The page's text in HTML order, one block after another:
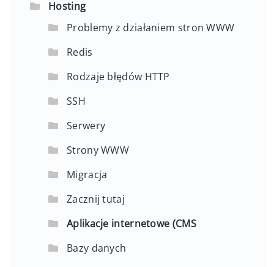
Hosting
Problemy z działaniem stron WWW
Redis
Rodzaje błędów HTTP
SSH
Serwery
Strony WWW
Migracja
Zacznij tutaj
Aplikacje internetowe (CMS
Bazy danych